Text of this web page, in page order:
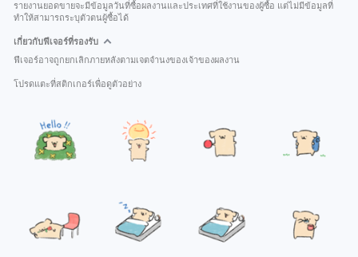
รายงานยอดขายจะมีข้อมูลวันที่ซื้อผลงานและประเทศที่ใช้งานของผู้ซื้อ แต่ไม่มีข้อมูลที่
ทำให้สามารถระบุตัวตนผู้ซื้อได้
เกี่ยวกับฟีเจอร์ที่รองรับ
ฟีเจอร์อาจถูกยกเลิกภายหลังตามเจตจำนงของเจ้าของผลงาน
โปรดแตะที่สติกเกอร์เพื่อดูตัวอย่าง